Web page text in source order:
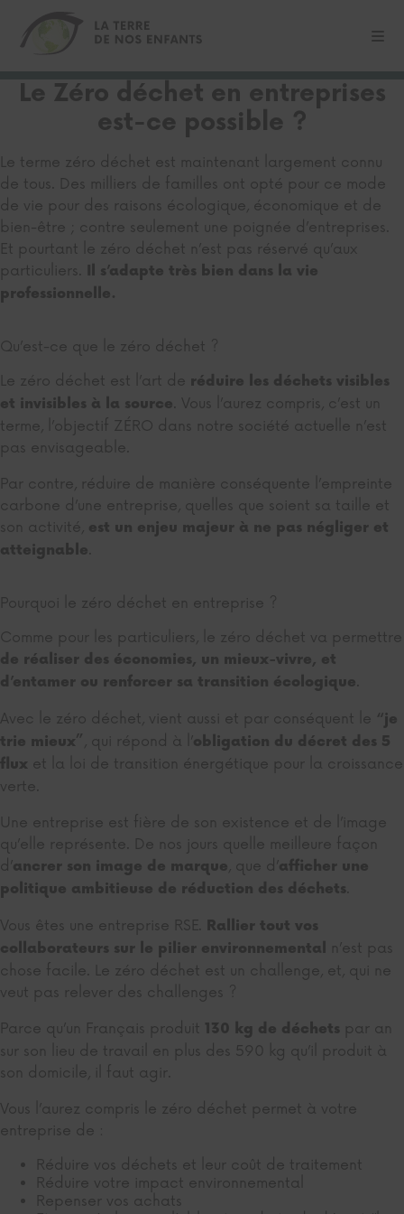
Le Zéro déchet en entreprises
est-ce possible ?
Le terme zéro déchet est maintenant largement connu
de tous. Des milliers de familles ont opté pour ce mode
de vie pour des raisons écologique, économique et de
bien-être ; contre seulement une poignée d’entreprises.
Et pourtant le zéro déchet n’est pas réservé qu’aux
particuliers.
Il s’adapte très bien dans la vie
professionnelle.
Qu’est-ce que le zéro déchet ?
Le zéro déchet est l’art de réduire les déchets visibles
et invisibles à la source . Vous l’aurez compris, c’est un
terme, l’objectif ZÉRO dans notre société actuelle n’est
pas envisageable.
Par contre, réduire de manière conséquente l’empreinte
carbone d’une entreprise, quelles que soient sa taille et
son activité, est un enjeu majeur à ne pas négliger et
atteignable
Pourquoi le zéro déchet en entreprise ?
Comme pour les particuliers, le zéro déchet va permettre
de réaliser des économies, un mieux-vivre, et
d’entamer ou renforcer sa transition écologique
Avec le zéro déchet, vient aussi et par conséquent le “je
trie mieux”
, qui répond à l’obligation du décret des 5
flux et la loi de transition énergétique pour la croissance
verte.
Une entreprise est fière de son existence et de l’image
qu’elle représente. De nos jours quelle meilleure façon
d’ancrer son image de marque , que d’afficher une
politique ambitieuse de réduction des déchets
Vous êtes une entreprise RSE. Rallier tout vos
collaborateurs sur le pilier environnemental n’est pas
chose facile. Le zéro déchet est un challenge, et, qui ne
veut pas relever des challenges ?
Parce qu’un Français produit 130 kg de déchets par an
sur son lieu de travail en plus des 590 kg qu’il produit à
son domicile, il faut agir.
Vous l’aurez compris le zéro déchet permet à votre
entreprise de :
Réduire vos déchets et leur coût de traitement
Réduire votre impact environnemental
Repenser vos achats